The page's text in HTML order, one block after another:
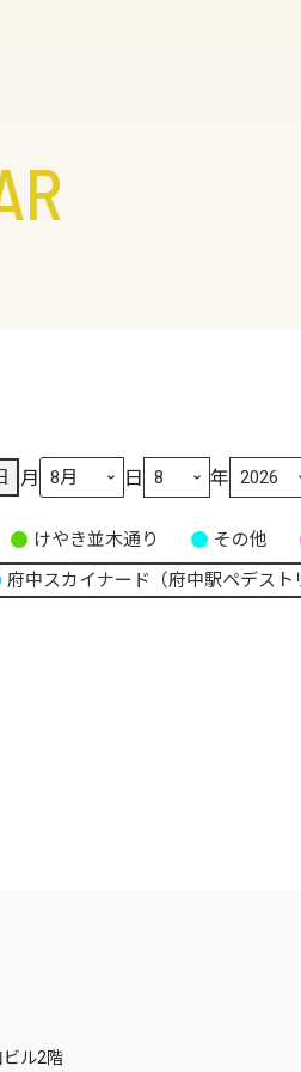
月 日 年
けやき並木通り その他
府中スカイナード（府中駅ペデスト
ル2階